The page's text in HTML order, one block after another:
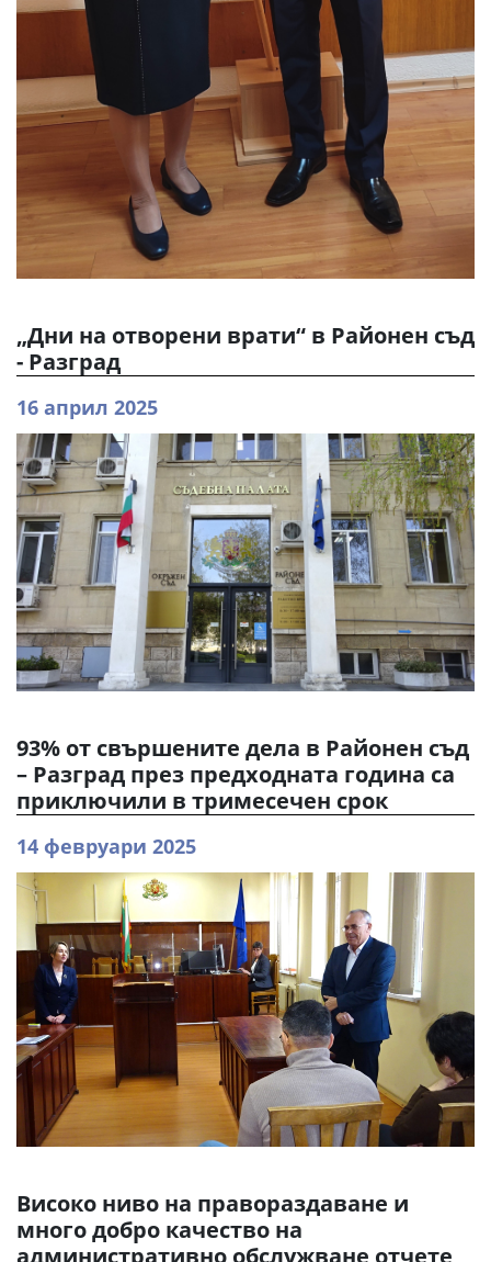
„Дни на отворени врати“ в Районен съд
- Разград
16 април 2025
93% от свършените дела в Районен съд
– Разград през предходната година са
приключили в тримесечен срок
14 февруари 2025
Високо ниво на правораздаване и
много добро качество на
административно обслужване отчете